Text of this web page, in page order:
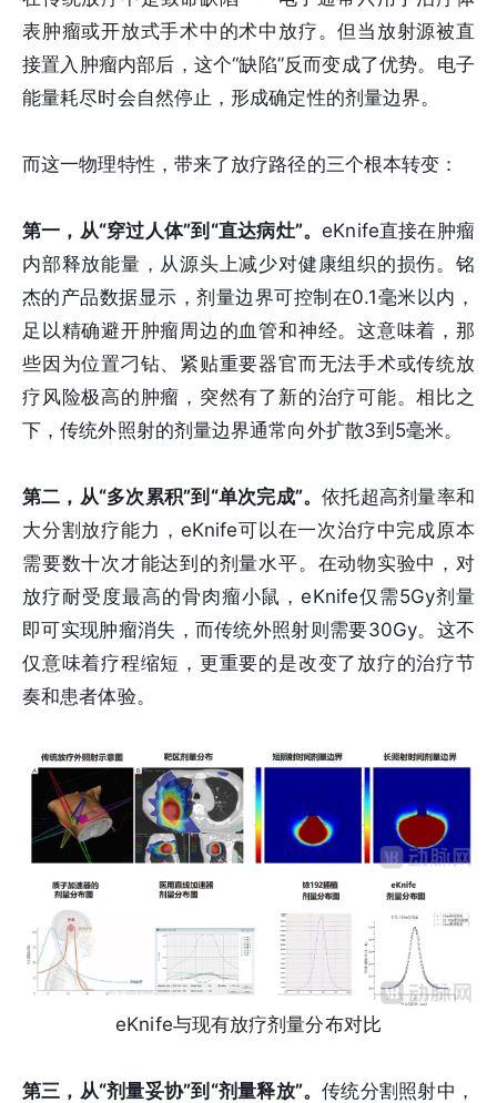
表肿瘤或开放式手术中的术中放疗。但当放射源被直
接置入肿瘤内部后，这个“缺陷”反而变成了优势。电子
能量耗尽时会自然停止，形成确定性的剂量边界。
而这一物理特性，带来了放疗路径的三个根本转变：
第一，从“穿过人体”到“直达病灶”。 eKnife直接在肿瘤
内部释放能量，从源头上减少对健康组织的损伤。铭
杰的产品数据显示，剂量边界可控制在0.1毫米以内，
足以精确避开肿瘤周边的血管和神经。这意味着，那
些因为位置刁钻、紧贴重要器官而无法手术或传统放
疗风险极高的肿瘤，突然有了新的治疗可能。相比之
下，传统外照射的剂量边界通常向外扩散3到5毫米。
第二，从“多次累积”到“单次完成”。依托超高剂量率和
大分割放疗能力，eKnife可以在一次治疗中完成原本
需要数十次才能达到的剂量水平。在动物实验中，对
放疗耐受度最高的骨肉瘤小鼠，eKnife仅需5Gy剂量
即可实现肿瘤消失，而传统外照射则需要30Gy。这不
仅意味着疗程缩短，更重要的是改变了放疗的治疗节
奏和患者体验。
eKnife与现有放疗剂量分布对比
第三，从“剂量妥协”到“剂量释放”。传统分割照射中，